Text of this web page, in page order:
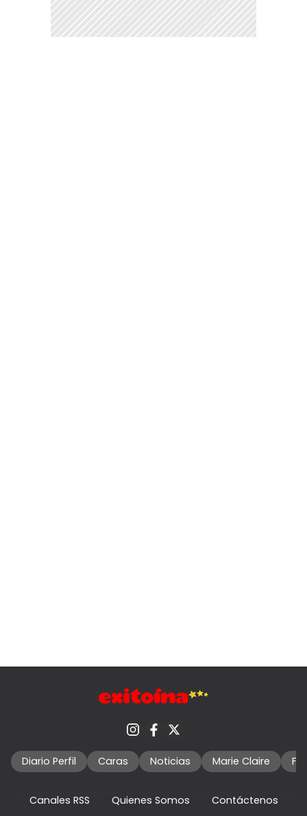
Diario Perfil Caras Noticias Marie Claire
Canales RSS Quienes Somos Contáctenos